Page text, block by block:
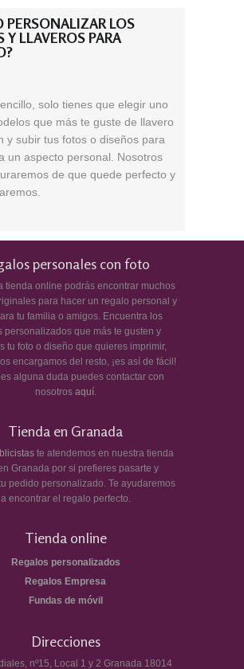
PERSONALIZAR LOS
Y LLAVEROS PARA
, solo tienes que elegir uno
que más te guste de llavero
y subir tus fotos o diseños para
un aspecto personal. Nosotros
de que quede perfecto y
personales con foto
tienda online podrás encontrar muchos
para hacer un regalo personal y
tu familia o amigos. Encuentra los
personalizados que más te gusten y
tu foto o diseño que quieres imprimir,
encargamos del resto, ¡es así de fácil!
alguna duda puedes contactar con
nosotros aquí.
Tienda en Granada
te atendemos en nuestra tienda
Granada por si prefieres pasarte y
pedido personalizado. Te ayudaremos
a encontrar el regalo perfecto.
Tienda online
Regalos personalizados
Regalos Empresa
Fundas de móvil
Direcciones
nº15, Local 1 y 2 Granada 18014